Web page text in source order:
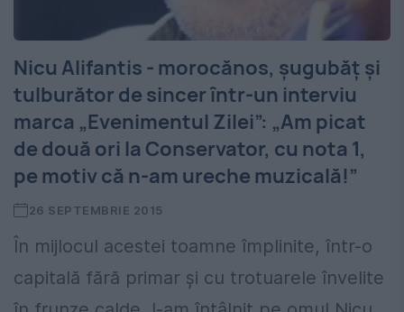
Nicu Alifantis - morocănos, șugubăț și
tulburător de sincer într-un interviu
marca „Evenimentul Zilei”: „Am picat
de două ori la Conservator, cu nota 1,
pe motiv că n-am ureche muzicală!”
26 SEPTEMBRIE 2015
În mijlocul acestei toamne împlinite, într-o
capitală fără primar și cu trotuarele învelite